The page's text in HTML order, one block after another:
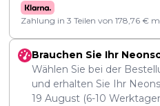
Zahlung in 3 Teilen von 178,76 €
Brauchen Sie Ihr
Wählen Sie bei der
und erhalten Sie Ihr
19 August (6-10